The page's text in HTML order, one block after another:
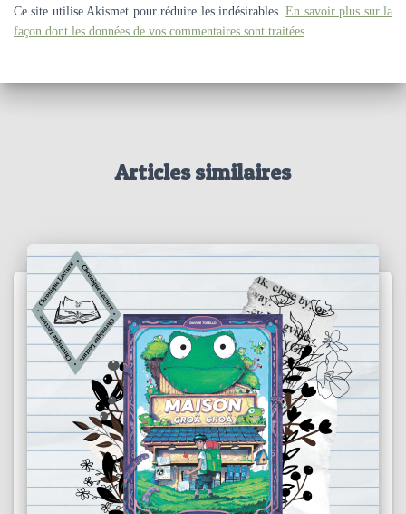
Ce site utilise Akismet pour réduire les indésirables.En savoir plus sur la
façon dont les données de vos commentaires sont traitées.
Articles similaires